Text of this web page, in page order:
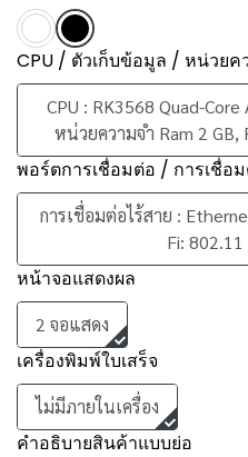
CPU / ตัวเก็บข้อมูล / หน่วย
CPU : RK3568 Quad-
หน่วยความจำ Ram 2 GB,
พอร์ตการเชื่อมต่อ / การเชื่อ
การเชื่อมต่อไร้สาย :
Fi:
หน้าจอแสดงผล
2 จอแสดง
เครื่องพิมพ์ใบเสร็จ
ไม่มีภายในเครื่อง
คำอธิบายสินค้าแบบย่อ